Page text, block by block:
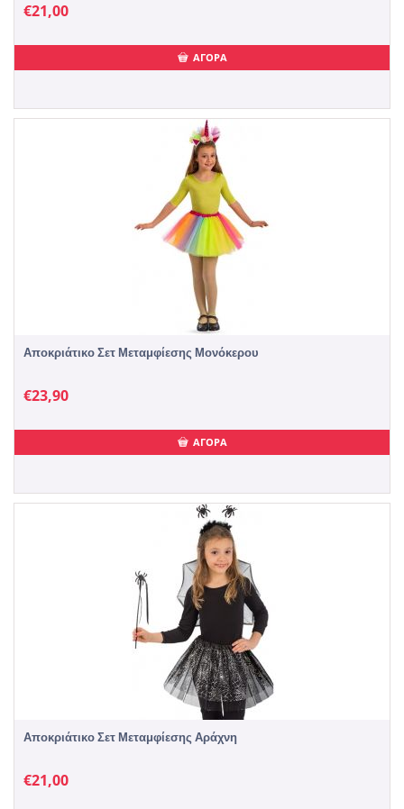
€21,00
ΑΓΟΡΑ
Αποκριάτικο Σετ Μεταμφίεσης Μονόκερου
€23,90
ΑΓΟΡΑ
Αποκριάτικο Σετ Μεταμφίεσης Αράχνη
€21,00